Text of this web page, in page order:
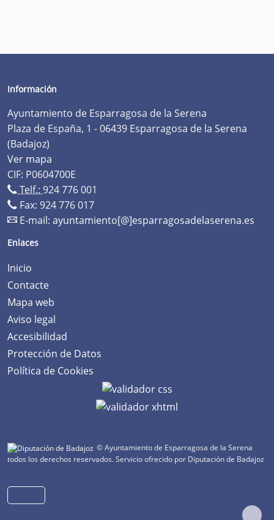
Información
Ayuntamiento de Esparragosa de la Serena
Plaza de España, 1 - 06439 Esparragosa de la Serena
(Badajoz)
Ver mapa
CIF: P0604700E
Telf.: 924 776 001
Fax: 924 776 017
E-mail: ayuntamiento[@]esparragosadelaserena.es
Enlaces
Inicio
Contacte
Mapa web
Aviso legal
Accesibilidad
Protección de Datos
Política de Cookies
© Ayuntamiento de Esparragosa de la Serena
todos los derechos reservados.Servicio ofrecido por Diputación de Badajoz